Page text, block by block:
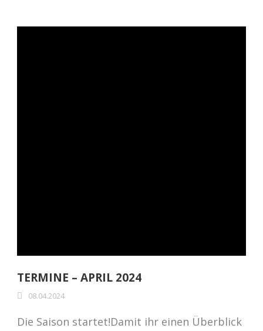
TERMINE – APRIL 2024
08.04.2024
Die Saison startet!Damit ihr einen Überblick